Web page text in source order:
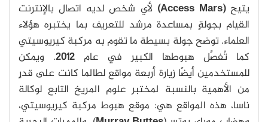
يتيح(Access Mars)
لأي شخص لديه اتصال بالإنترنت
القيام بجولةٍ بمساعدة مرشد للتعريف بما يختبره هؤلاء
العلماء. توضح جولة بسيطة ما تقوم به مركبة كيريوسيتي
كما تُفصِّل هبوطها الكبير في عام 2012. ويمكن
للمستخدمين أيضًا زيارة أربعة مواقع لطالما كانت على قدرٍ
من الأهمية بالنسبة لمختبر علوم المريخ التابع لوكالة
ناسا، هذه المواقع هي: موقع هبوط مركبة كيريوسيتي،